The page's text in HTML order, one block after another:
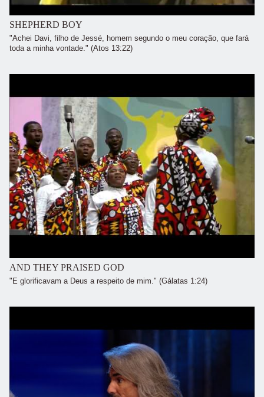
SHEPHERD BOY
"Achei Davi, filho de Jessé, homem segundo o meu coração, que fará
toda a minha vontade." (Atos 13:22)
AND THEY PRAISED GOD
"E glorificavam a Deus a respeito de mim." (Gálatas 1:24)